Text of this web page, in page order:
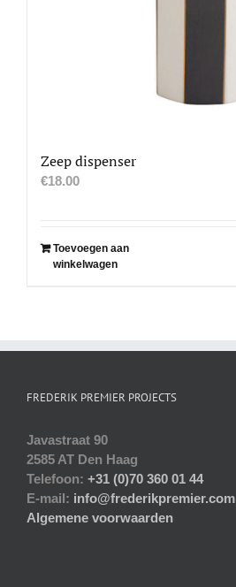
Zeep dispenser
€18.00
Toevoegen aan
winkelwagen
FREDERIK PREMIER PROJECTS
Javastraat 90
2585 AT Den Haag
Telefoon: +31 (0)70 360 01 44
E-mail: info@frederikpremier.com
Algemene voorwaarden